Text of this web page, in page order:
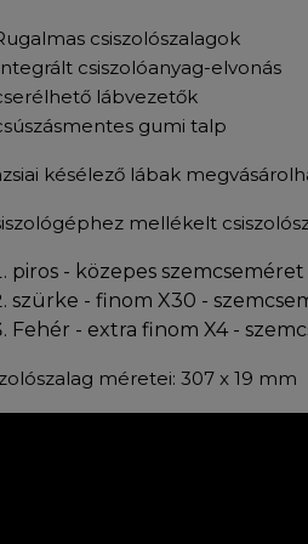
csiszolószalagok
csiszolóanyag-elvonás
lábvezetők
gumi talp
késélező lábak
mellékelt
piros - közepes szemcseméret
szürke - finom X30 -
Fehér - extra finom X4 -
méretei: 307 x 19 mm